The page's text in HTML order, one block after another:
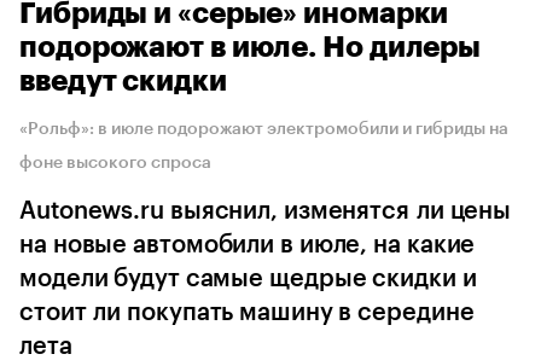
Voyah Jaecoo Haval
Гибриды и «серые» иномарки
подорожают в июле. Но дилеры
введут скидки
«Рольф»: в июле подорожают электромобили и гибриды на
фоне высокого спроса
Autonews.ru выяснил, изменятся ли цены
на новые автомобили в июле, на какие
модели будут самые щедрые скидки и
стоит ли покупать машину в середине
лета